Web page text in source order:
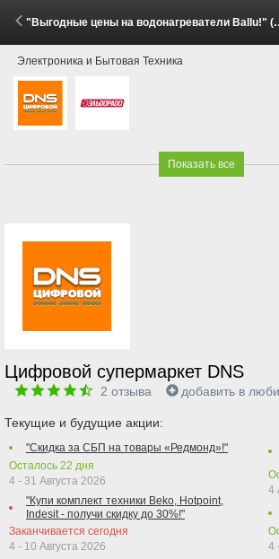
"Выгодные цены на водонагреватели Ballu!" (3 - 17 Июня 2026)
Электроника и Бытовая Техника
Показать все
Цифровой супермаркет DNS
2 отзыва добавить в
Текущие и будущие акции:
"Скидка за СБП на товары «Редмонд»!"
Осталось 22 дня
4 - 31 Августа 2026
"Купи комплект техники Beko, Hotpoint,
Indesit - получи скидку до 30%!"
Заканчивается сегодня
4 - 10 Августа 2026
4
4